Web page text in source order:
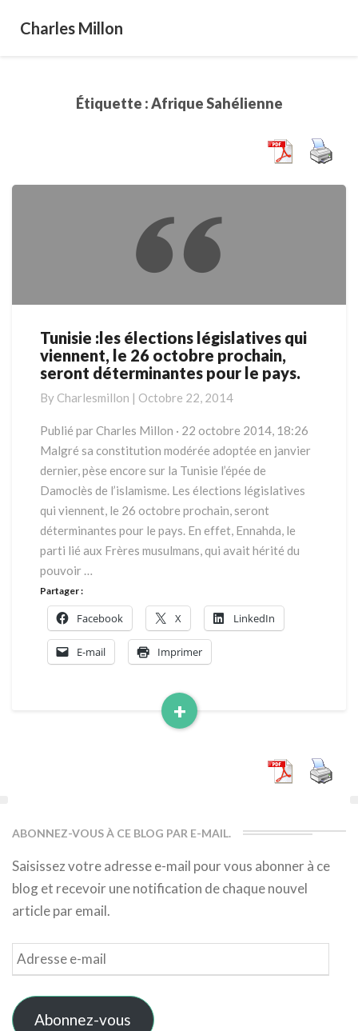
Charles Millon
Étiquette :Afrique Sahélienne
Tunisie
:les
élections
qui
viennent,
26
octobre
prochain,
seront
déterminantes
pour
le
pays.
Tunisie :les élections législatives qui
viennent, le 26 octobre prochain,
seront déterminantes pour le pays.
By Charlesmillon | Octobre 22, 2014
Publié par Charles Millon · 22 octobre 2014, 18:26
Malgré sa constitution modérée adoptée en janvier
dernier, pèse encore sur la Tunisie l’épée de
Damoclès de l’islamisme. Les élections législatives
qui viennent, le 26 octobre prochain, seront
déterminantes pour le pays. En effet, Ennahda, le
parti lié aux Frères musulmans, qui avait hérité du
pouvoir …
+
Read
Partager :
Facebook X LinkedIn
E-mail Imprimer
ABONNEZ-VOUS À CE BLOG PAR E-MAIL.
Saisissez votre adresse e-mail pour vous abonner à ce
blog et recevoir une notification de chaque nouvel
article par email.
Adresse
e-
mail
Abonnez-vous